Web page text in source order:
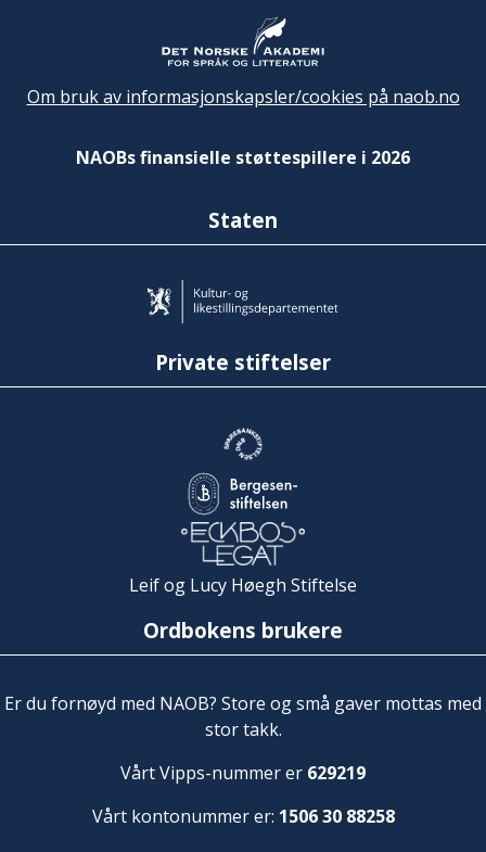
Om bruk av informasjonskapsler/cookies på naob.no
NAOBs finansielle støttespillere i 2026
Staten
Private stiftelser
Leif og Lucy Høegh Stiftelse
Ordbokens brukere
Er du fornøyd med NAOB? Store og små gaver mottas med
stor takk.
Vårt Vipps-nummer er 629219
Vårt kontonummer er: 1506 30 88258